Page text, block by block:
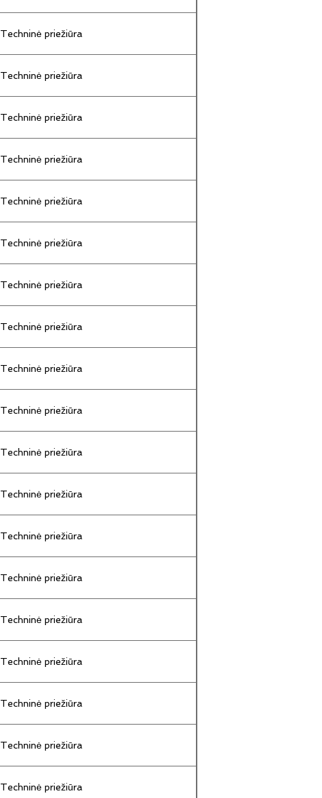
Techninė priežiūra
Techninė priežiūra
Techninė priežiūra
Techninė priežiūra
Techninė priežiūra
Techninė priežiūra
Techninė priežiūra
Techninė priežiūra
Techninė priežiūra
Techninė priežiūra
Techninė priežiūra
Techninė priežiūra
Techninė priežiūra
Techninė priežiūra
Techninė priežiūra
Techninė priežiūra
Techninė priežiūra
Techninė priežiūra
Techninė priežiūra